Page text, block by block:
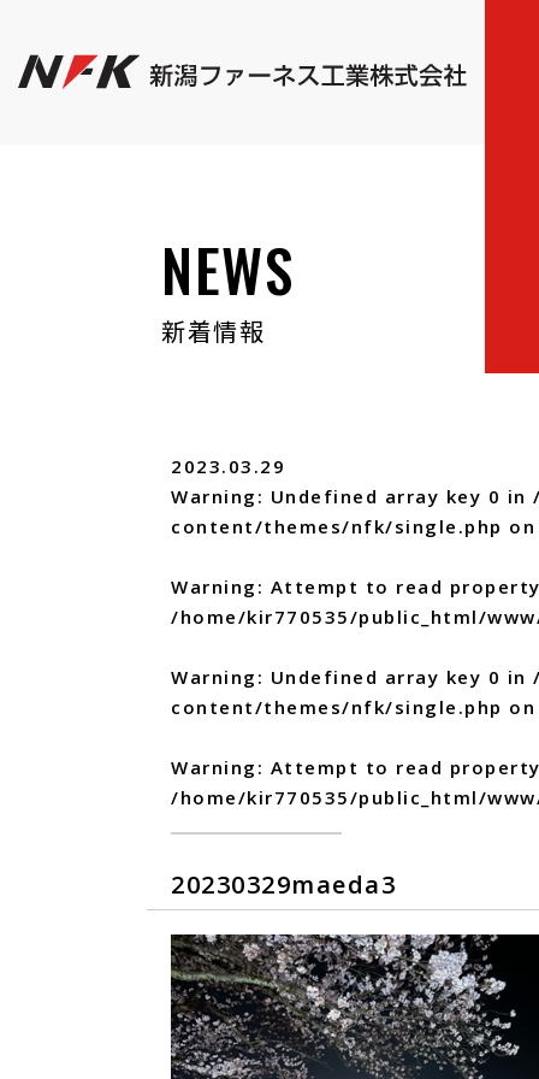
NEWS
新着情報
2023.03.29
Warning : Undefined array key 0 in
content/themes/nfk/single.php
Warning : Attempt to read
/home/kir770535/public_html/
Warning : Undefined array key 0 in
content/themes/nfk/single.php
Warning : Attempt to read
/home/kir770535/public_html/
20230329maeda3